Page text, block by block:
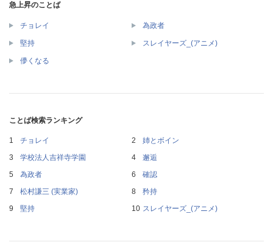
急上昇のことば
チョレイ 為政者
堅持 スレイヤーズ_(アニメ)
儚くなる
ことば検索ランキング
チョレイ
姉とボイン
学校法人吉祥寺学園
邂逅
為政者
確認
松村謙三 (実業家)
矜持
堅持
スレイヤーズ_(アニメ)